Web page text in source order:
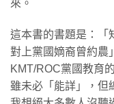
來。
這本書的書題是：「
對上黨國嫡裔曾約農
KMT/ROC黨國教育
雖未必「能詳」，但